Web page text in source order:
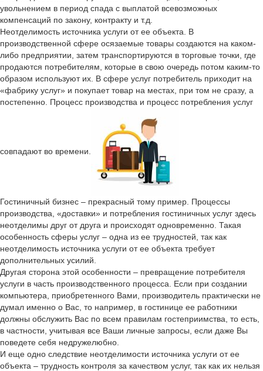
увольнением в период спада с выплатой всевозможных
компенсаций по закону, контракту и т.д.
Неотделимость источника услуги от ее объекта. В
производственной сфере осязаемые товары создаются на каком-
либо предприятии, затем транспортируются в торговые точки, где
продаются потребителям, которые в свою очередь потом каким-то
образом используют их. В сфере услуг потребитель приходит на
«фабрику услуг» и покупает товар на местах, при том не сразу, а
постепенно. Процесс производства и процесс потребления услуг
совпадают во времени.
Гостиничный бизнес – прекрасный тому пример. Процессы
производства, «доставки» и потребления гостиничных услуг здесь
неотделимы друг от друга и происходят одновременно. Такая
особенность сферы услуг – одна из ее трудностей, так как
неотделимость источника услуги от ее объекта требует
дополнительных усилий.
Другая сторона этой особенности – превращение потребителя
услуги в часть производственного процесса. Если при создании
компьютера, приобретенного Вами, производитель практически не
думал именно о Вас, то например, в гостинице ее работники
должны обслужить Вас по всем правилам гостеприимства, то есть,
в частности, учитывая все Ваши личные запросы, если даже Вы
поведете себя недружелюбно.
И еще одно следствие неотделимости источника услуги от ее
объекта – трудность контроля за качеством услуг, так как их нельзя